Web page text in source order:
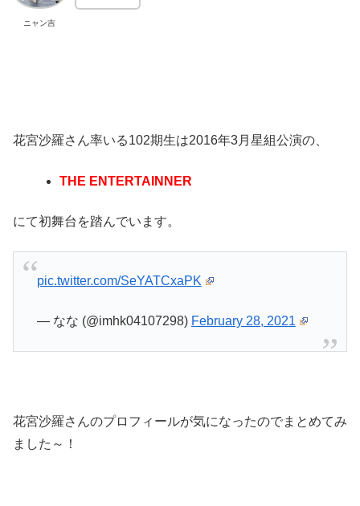
ニャン吉
花宮沙羅さん率いる102期生は2016年3月星組公演の、
THE ENTERTAINNER
にて初舞台 を踏んでいます。
pic.twitter.com/SeYATCxaPK
— なな (@imhk04107298) February 28, 2021
花宮沙羅さんのプロフィールが気になったのでまとめてみ
ました～！